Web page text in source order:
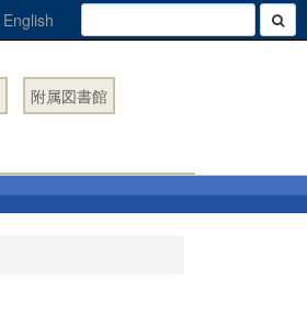
English
附属図書館